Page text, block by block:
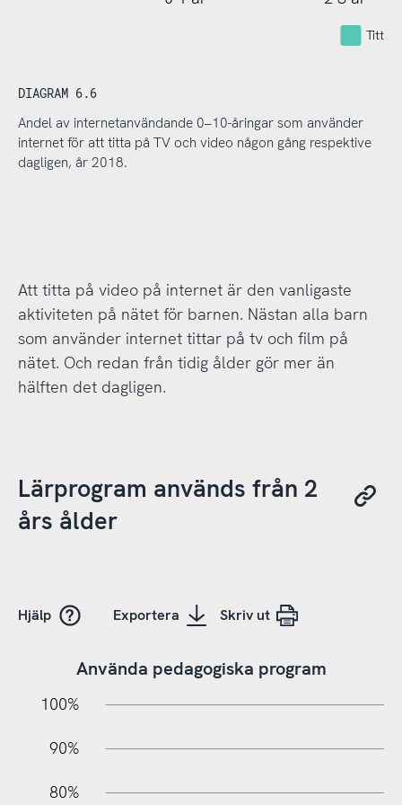
Tittar
DIAGRAM 6.6
Andel av internetanvändande 0–10-åringar som använder
internet för att titta på TV och video någon gång respektive
dagligen, år 2018.
Att titta på video på internet är den vanligaste
aktiviteten på nätet för barnen. Nästan alla barn
som använder internet tittar på tv och film på
nätet. Och redan från tidig ålder gör mer än
hälften det dagligen.
Lärprogram används från 2
års ålder
Hjälp Exportera Skriv ut
Använda pedagogiska program
100%
90%
80%